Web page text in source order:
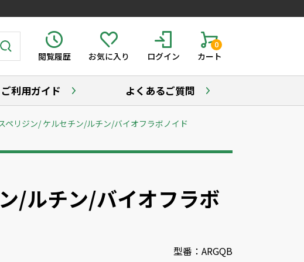
閲覧履歴 お気に入り ログイン
0
カート
ご利用ガイド よくあるご質問
ペリジン/ ケルセチン/ルチン/バイオフラボノイド
/ルチン/バイオフラボ
型番：ARGQB